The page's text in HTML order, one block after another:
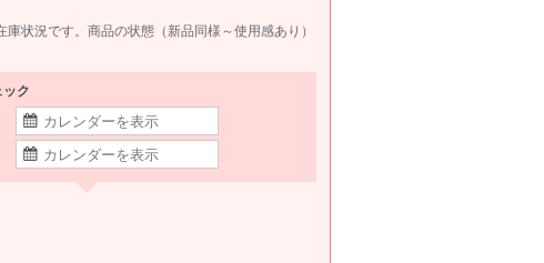
状況です。商品の状態（新品同様～使用感あり）
ク
petit main CHOPIN